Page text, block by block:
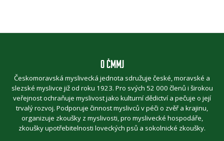
O ČMMJ
Českomoravská myslivecká jednota sdružuje české, moravské a
slezské myslivce již od roku 1923. Pro svých 52 000 členů i širokou
veřejnost ochraňuje myslivost jako kulturní dědictví a pečuje o její
trvalý rozvoj. Podporuje činnost myslivců v péči o zvěř a krajinu,
organizuje zkoušky z myslivosti, pro myslivecké hospodáře,
zkoušky upotřebitelnosti loveckých psů a sokolnické zkoušky.